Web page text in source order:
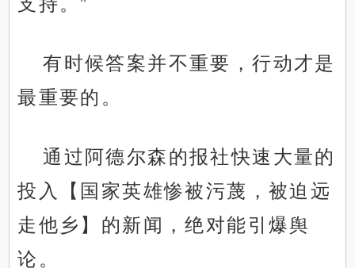
有时候答案并不重要，行动才是
最重要的。
通过阿德尔森的报社快速大量的
投入【国家英雄惨被污蔑，被迫远
走他乡】的新闻，绝对能引爆舆
论。